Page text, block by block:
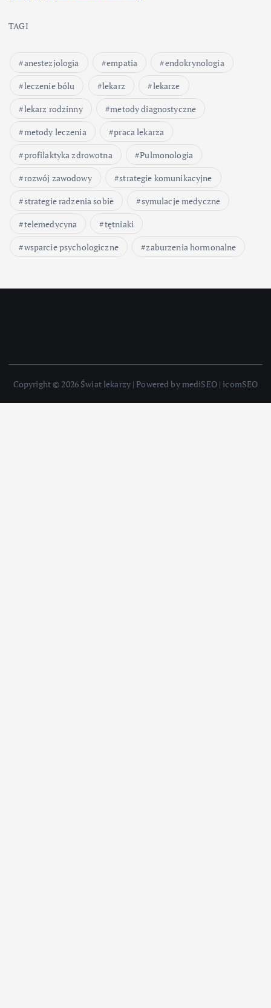
TAGI
anestezjologia empatia
endokrynologia
leczenie bólu
lekarz
lekarze
lekarz rodzinny
metody diagnostyczne
metody leczenia
praca lekarza
profilaktyka zdrowotna
Pulmonologia
rozwój zawodowy
strategie komunikacyjne
strategie radzenia sobie
symulacje medyczne
telemedycyna
tętniaki
wsparcie psychologiczne
zaburzenia hormonalne
Copyright © 2026 Świat lekarzy | Powered by mediSEO | icomSEO